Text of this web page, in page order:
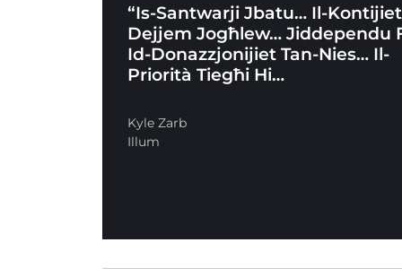
“Is-Santwarji Jbatu… Il-Kontijiet
Dejjem Jogħlew… Jiddependu
Id-Donazzjonijiet Tan-Nies… Il-
Priorità Tiegħi Hi…
Kyle Zarb
Illum